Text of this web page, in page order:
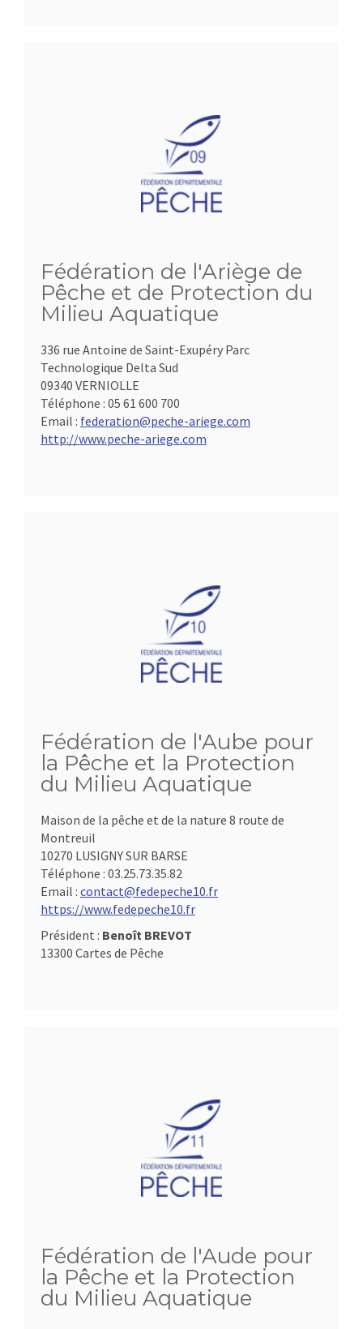
Fédération de l'Ariège de
Pêche et de Protection du
Milieu Aquatique
336 rue Antoine de Saint-Exupéry Parc
Technologique Delta Sud
09340 VERNIOLLE
Téléphone : 05 61 600 700
Email : federation@peche-ariege.com
http://www.peche-ariege.com
Fédération de l'Aube pour
la Pêche et la Protection
du Milieu Aquatique
Maison de la pêche et de la nature 8 route de
Montreuil
10270 LUSIGNY SUR BARSE
Téléphone : 03.25.73.35.82
Email : contact@fedepeche10.fr
https://www.fedepeche10.fr
Président : Benoît BREVOT
13300 Cartes de Pêche
Fédération de l'Aude pour
la Pêche et la Protection
du Milieu Aquatique